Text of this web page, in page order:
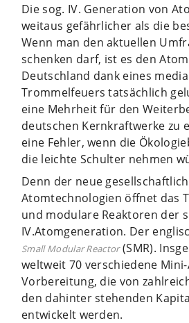
Die sog. IV. Generation von
weitaus gefährlicher als die
Wenn man den aktuellen
schenken darf, ist es den
Deutschland dank eines
Trommelfeuers tatsächlich
eine Mehrheit für den
deutschen Kernkraftwerke zu
eine Fehler, wenn die
die leichte Schulter nehmen
Denn der neue
Atomtechnologien öffnet das
und modulare Reaktoren der
IV.Atomgeneration. Der
Small Modular Reactor(SMR).
weltweit 70 verschiedene
Vorbereitung, die von
den dahinter stehenden
entwickelt werden.